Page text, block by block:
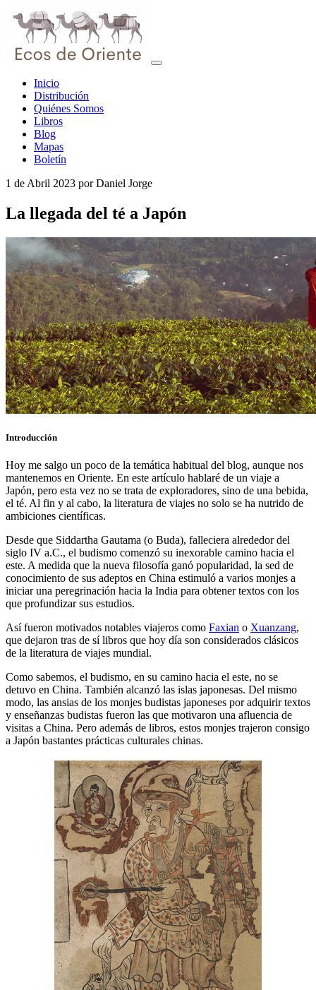
Inicio
Distribución
Quiénes Somos
Libros
Blog
Mapas
Boletín
1 de Abril 2023 porDaniel Jorge
La llegada del té a Japón
Introducción
Hoy me salgo un poco de la temática habitual del blog, aunque nos
mantenemos en Oriente. En este artículo hablaré de un viaje a
Japón, pero esta vez no se trata de exploradores, sino de una bebida,
el té. Al fin y al cabo, la literatura de viajes no solo se ha nutrido de
ambiciones científicas.
Desde que Siddartha Gautama (o Buda), falleciera alrededor del
siglo IV a.C., el budismo comenzó su inexorable camino hacia el
este. A medida que la nueva filosofía ganó popularidad, la sed de
conocimiento de sus adeptos en China estimuló a varios monjes a
iniciar una peregrinación hacia la India para obtener textos con los
que profundizar sus estudios.
Así fueron motivados notables viajeros como Faxian o Xuanzang,
que dejaron tras de sí libros que hoy día son considerados clásicos
de la literatura de viajes mundial.
Como sabemos, el budismo, en su camino hacia el este, no se
detuvo en China. También alcanzó las islas japonesas. Del mismo
modo, las ansias de los monjes budistas japoneses por adquirir textos
y enseñanzas budistas fueron las que motivaron una afluencia de
visitas a China. Pero además de libros, estos monjes trajeron consigo
a Japón bastantes prácticas culturales chinas.